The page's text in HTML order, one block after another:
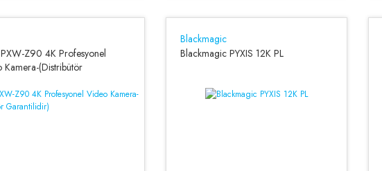
Z90 4K Profesyonel
Kamera-(Distribütör
Blackmagic
Blackmagic PYXIS 12K PL